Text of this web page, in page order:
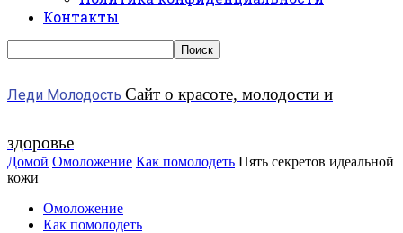
Контакты
Леди Молодость Сайт о красоте, молодости и
здоровье
Домой Омоложение Как помолодеть Пять секретов идеальной
кожи
Омоложение
Как помолодеть